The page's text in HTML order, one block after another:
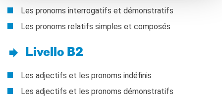
Les pronoms interrogatifs et démonstratifs
Les pronoms relatifs simples et composés
Livello B2
Les adjectifs et les pronoms indéfinis
Les adjectifs et les pronoms démonstratifs